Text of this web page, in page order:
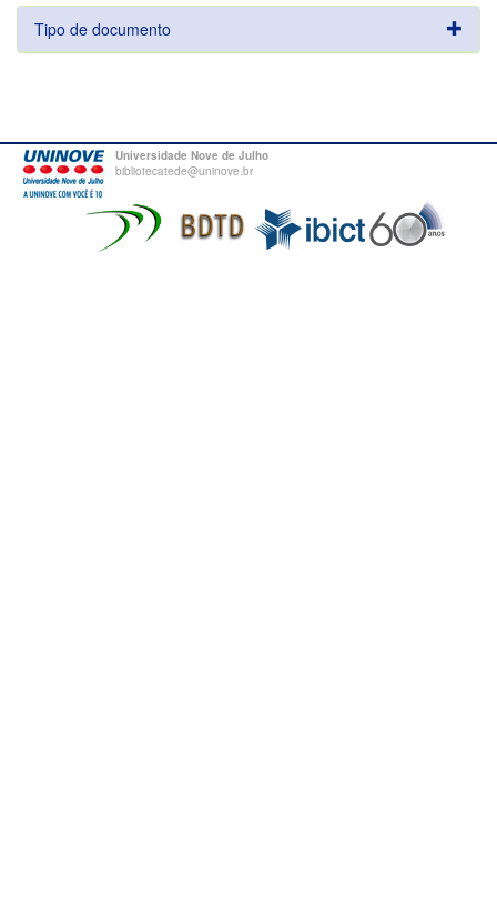
Tipo de documento
Universidade Nove de Julho
bibliotecatede@uninove.br